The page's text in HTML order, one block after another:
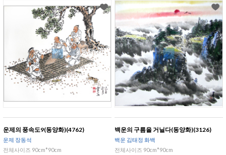
운제의 풍속도9(동양화)(4762)
운제 장동석
전체사이즈 90cm*90cm
백운의 구름을 거닐다(동양화)(3126)
백운 김태정 화백
전체사이즈 90cm*90cm